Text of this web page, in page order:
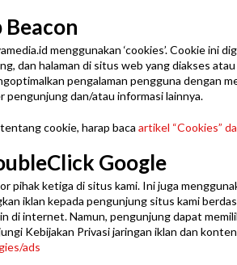
Beacon
menggunakan ‘cookies’. Cookie ini
dan halaman di situs web yang diakses
pengalaman pengguna dengan
pengunjung dan/atau informasi lainnya.
cookie, harap baca artikel “Cookies”
Google
pihak ketiga di situs kami. Ini juga
iklan kepada pengunjung situs kami
di internet. Namun, pengunjung dapat
Kebijakan Privasi jaringan iklan dan
ads